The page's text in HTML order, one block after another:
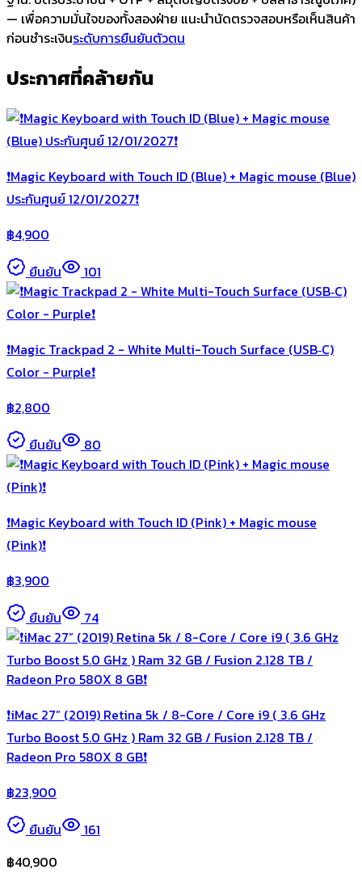
— เพื่อความมั่นใจของทั้งสองฝ่าย แนะนำนัดตรวจสอบหรือเห็นสินค้า
ก่อนชำระเงินระดับการยืนยันตัวตน
ประกาศที่คล้ายกัน
❗️Magic Keyboard with Touch ID (Blue) + Magic mouse (Blue)
ประกันศูนย์ 12/01/2027❗️
฿4,900
ยืนยัน
101
❗️Magic Trackpad 2 - White Multi-Touch Surface (USB‑C)
Color - Purple❗️
฿2,800
ยืนยัน
80
❗️Magic Keyboard with Touch ID (Pink) + Magic mouse
(Pink)❗️
฿3,900
ยืนยัน
74
❗️iMac 27” (2019) Retina 5k / 8-Core / Core i9 ( 3.6 GHz
Turbo Boost 5.0 GHz ) Ram 32 GB / Fusion 2.128 TB /
Radeon Pro 580X 8 GB❗️
฿23,900
ยืนยัน
161
฿40,900